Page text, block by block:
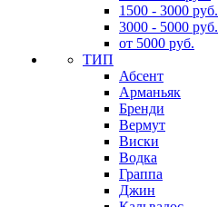
1500 - 3000 руб.
3000 - 5000 руб.
от 5000 руб.
ТИП
Абсент
Арманьяк
Бренди
Вермут
Виски
Водка
Граппа
Джин